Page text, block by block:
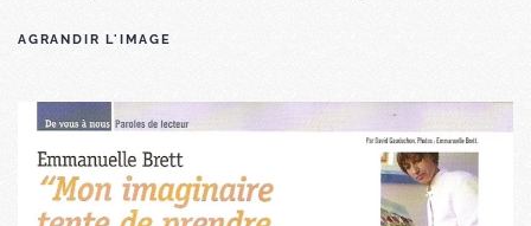
AGRANDIR L'IMAGE